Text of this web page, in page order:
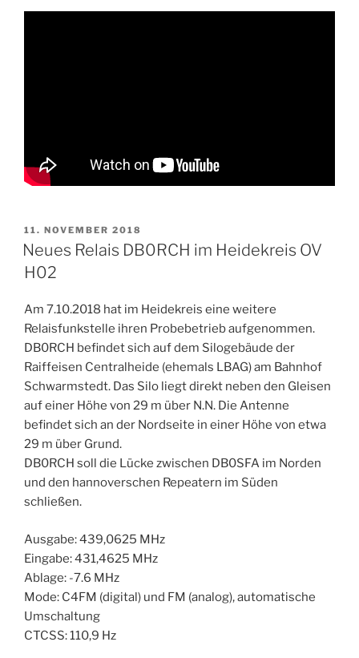
VERÖFFENTLICHT
AM
11. NOVEMBER 2018
Neues Relais DB0RCH im Heidekreis OV
H02
Am 7.10.2018 hat im Heidekreis eine weitere
Relaisfunkstelle ihren Probebetrieb aufgenommen.
DB0RCH befindet sich auf dem Silogebäude der
Raiffeisen Centralheide (ehemals LBAG) am Bahnhof
Schwarmstedt. Das Silo liegt direkt neben den Gleisen
auf einer Höhe von 29 m über N.N. Die Antenne
befindet sich an der Nordseite in einer Höhe von etwa
29 m über Grund.
DB0RCH soll die Lücke zwischen DB0SFA im Norden
und den hannoverschen Repeatern im Süden
schließen.
Ausgabe: 439,0625 MHz
Eingabe: 431,4625 MHz
Ablage: -7.6 MHz
Mode: C4FM (digital) und FM (analog), automatische
Umschaltung
CTCSS: 110,9 Hz